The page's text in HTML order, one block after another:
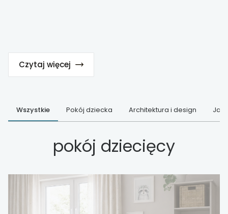
Czytaj więcej
Wszystkie Pokój dziecka Architektura i design Jak
pokój dziecięcy